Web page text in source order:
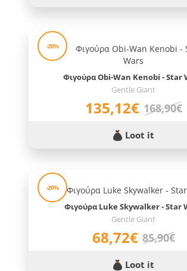
-20%
Φιγούρα Obi-Wan Kenobi - Star
Gentle Giant
135,12€ 168,90€
Loot it
-20%
Φιγούρα Luke Skywalker - Star
Gentle Giant
68,72€ 85,90€
Loot it